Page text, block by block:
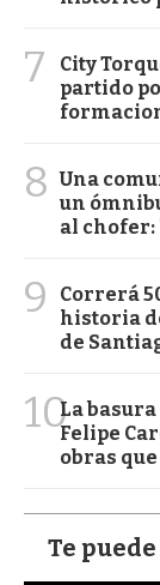
7
City
partido
8 Una
un
al chofer:
9
Correrá
historia
de
10La
Felipe
obras
Te